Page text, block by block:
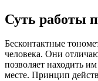
Суть работы
Бесконтактные
человека. Они
позволяет находить
месте. Принцип